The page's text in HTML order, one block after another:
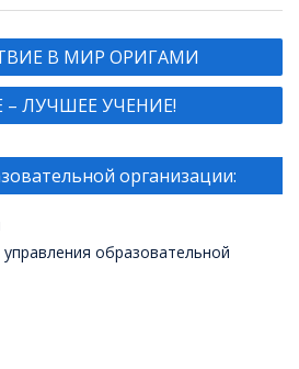
В МИР ОРИГАМИ
– ЛУЧШЕЕ УЧЕНИЕ!
организации:
образовательной